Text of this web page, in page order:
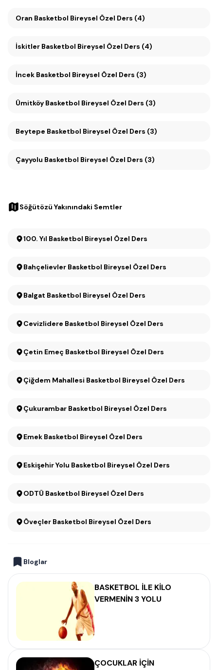
Oran Basketbol Bireysel Özel Ders (4)
İskitler Basketbol Bireysel Özel Ders (4)
İncek Basketbol Bireysel Özel Ders (3)
Ümitköy Basketbol Bireysel Özel Ders (3)
Beytepe Basketbol Bireysel Özel Ders (3)
Çayyolu Basketbol Bireysel Özel Ders (3)
Söğütözü Yakınındaki Semtler
100. Yıl Basketbol Bireysel Özel Ders
Bahçelievler Basketbol Bireysel Özel Ders
Balgat Basketbol Bireysel Özel Ders
Cevizlidere Basketbol Bireysel Özel Ders
Çetin Emeç Basketbol Bireysel Özel Ders
Çiğdem Mahallesi Basketbol Bireysel Özel Ders
Çukurambar Basketbol Bireysel Özel Ders
Emek Basketbol Bireysel Özel Ders
Eskişehir Yolu Basketbol Bireysel Özel Ders
ODTÜ Basketbol Bireysel Özel Ders
Öveçler Basketbol Bireysel Özel Ders
Bloglar
BASKETBOL İLE KİLO
VERMENİN 3 YOLU
ÇOCUKLAR İÇİN